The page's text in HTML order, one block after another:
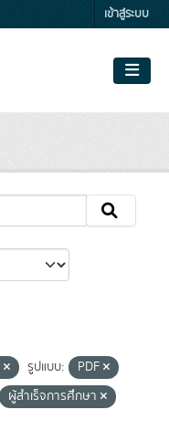
เข้าสู่ระบบ
รูปแบบ:
PDF
ผู้สำเร็จการศึกษา